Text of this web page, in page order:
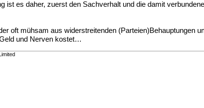
ist es daher, zuerst den Sachverhalt und die damit
oft mühsam aus widerstreitenden (Parteien)Behauptungen
und Nerven kostet…